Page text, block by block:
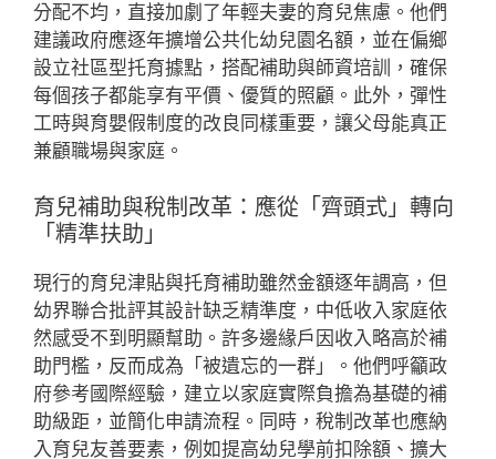
分配不均，直接加劇了年輕夫妻的育兒焦慮。他們
建議政府應逐年擴增公共化幼兒園名額，並在偏鄉
設立社區型托育據點，搭配補助與師資培訓，確保
每個孩子都能享有平價、優質的照顧。此外，彈性
工時與育嬰假制度的改良同樣重要，讓父母能真正
兼顧職場與家庭。
育兒補助與稅制改革：應從「齊頭式」轉向
「精準扶助」
現行的育兒津貼與托育補助雖然金額逐年調高，但
幼界聯合批評其設計缺乏精準度，中低收入家庭依
然感受不到明顯幫助。許多邊緣戶因收入略高於補
助門檻，反而成為「被遺忘的一群」。他們呼籲政
府參考國際經驗，建立以家庭實際負擔為基礎的補
助級距，並簡化申請流程。同時，稅制改革也應納
入育兒友善要素，例如提高幼兒學前扣除額、擴大